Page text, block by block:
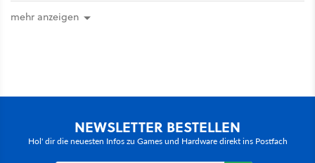
mehr anzeigen
NEWSLETTER BESTELLEN
Hol' dir die neuesten Infos zu Games und Hardware direkt ins Postfach